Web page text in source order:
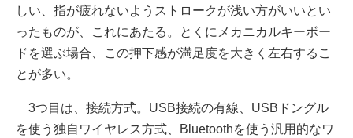
しい、指が疲れないようストロークが浅い方がいいとい
ったものが、これにあたる。とくにメカニカルキーボー
ドを選ぶ場合、この押下感が満足度を大きく左右するこ
とが多い。
3つ目は、接続方式。USB接続の有線、USBドングル
を使う独自ワイヤレス方式、Bluetoothを使う汎用的なワ